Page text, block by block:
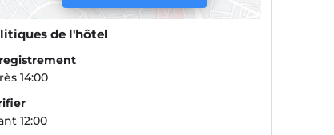
de l'hôtel
14:00
12:00